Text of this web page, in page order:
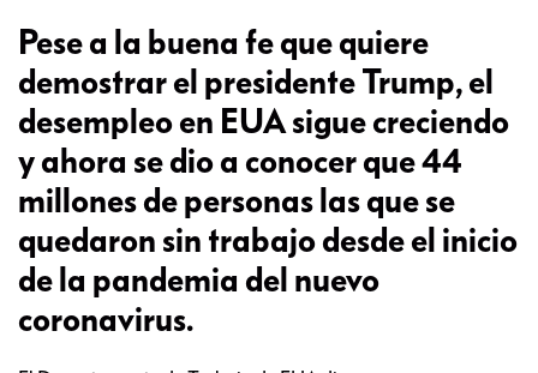
Pese a la buena fe que quiere
demostrar el presidente Trump, el
desempleo en EUA sigue creciendo
y ahora se dio a conocer que 44
millones de personas las que se
quedaron sin trabajo desde el inicio
de la pandemia del nuevo
coronavirus.